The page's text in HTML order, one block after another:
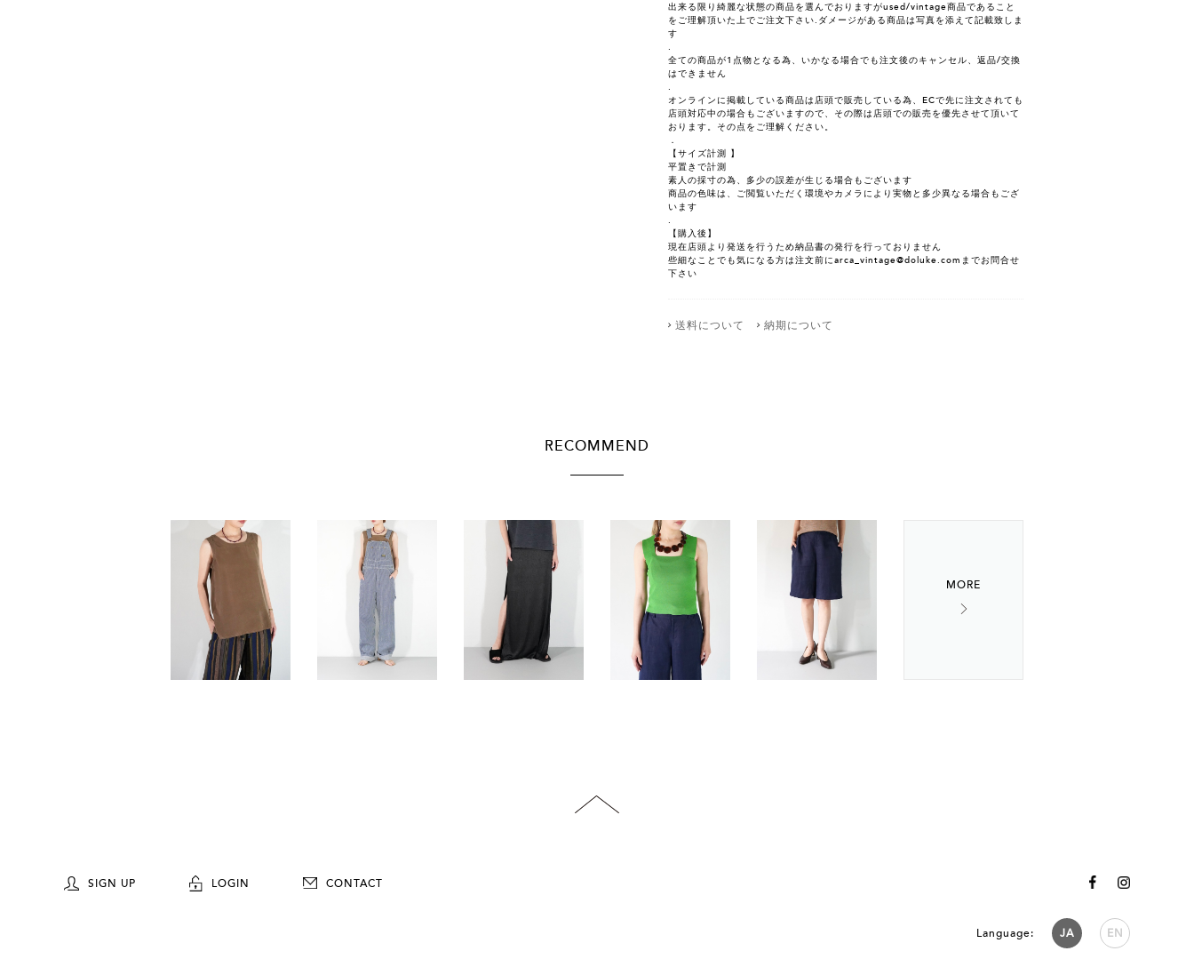
出来る限り綺麗な状態の商品を選んでおりますがused/vintage商品であること
をご理解頂いた上でご注文下さい.ダメージがある商品は写真を添えて記載致しま
す
.
全ての商品が1点物となる為、いかなる場合でも注文後のキャンセル、返品/交換
はできません
.
オンラインに掲載している商品は店頭で販売している為、ECで先に注文されても
店頭対応中の場合もございますので、その際は店頭での販売を優先させて頂いて
おります。その点をご理解ください。
．
【サイズ計測 】
平置きで計測
素人の採寸の為、多少の誤差が生じる場合もございます
商品の色味は、ご閲覧いただく環境やカメラにより実物と多少異なる場合もござ
います
.
【購入後】
現在店頭より発送を行うため納品書の発行を行っておりません
些細なことでも気になる方は注文前にarca_vintage@doluke.comまでお問合せ
下さい
送料について 納期について
RECOMMEND
SIGN UP LOGIN CONTACT
Language: JA EN